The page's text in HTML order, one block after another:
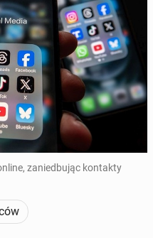
zaniedbując kontakty